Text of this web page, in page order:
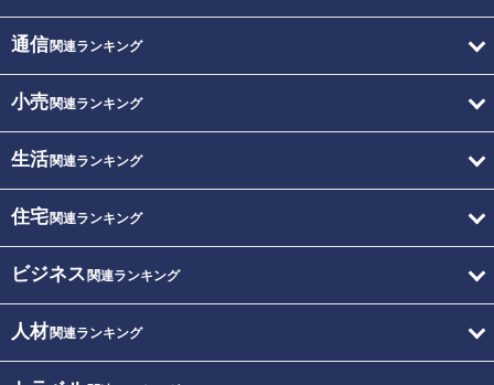
通信関連ランキング
小売関連ランキング
生活関連ランキング
住宅関連ランキング
ビジネス 関連ランキング
人材関連ランキング